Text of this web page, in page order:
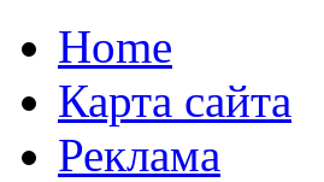
Home
Карта сайта
Реклама